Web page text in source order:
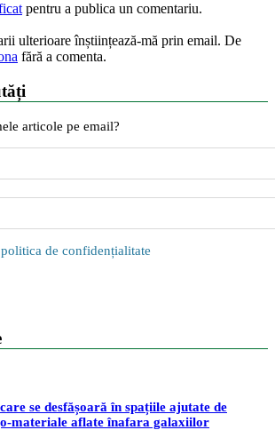
pentru a publica un comentariu.
ulterioare înștiințează-mă prin email. De
fără a comenta.
articole pe email?
de confidențialitate
se desfășoară în spațiile ajutate de
materiale aflate înafara galaxiilor